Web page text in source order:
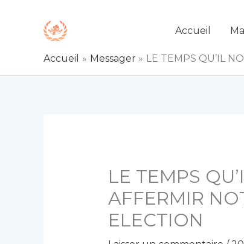
Accueil
Accueil Messager LE TEMPS QU’IL
LE TEMPS
AFFERMIR
ELECTION